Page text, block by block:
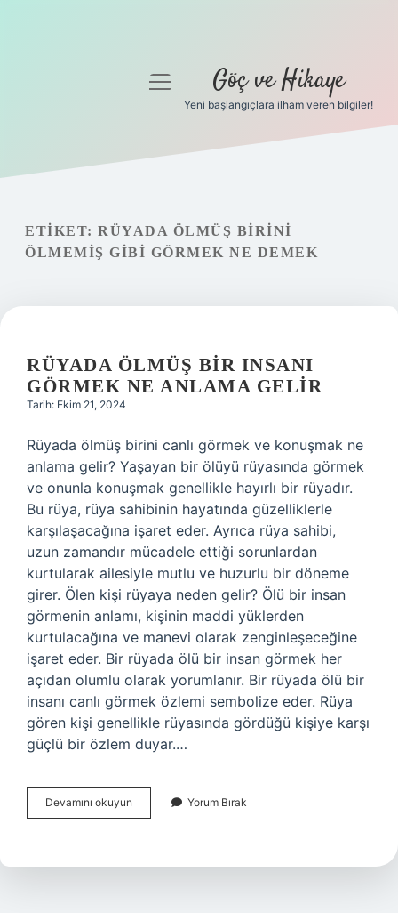
Gizlilik Politikası
Hakkımızda
menüyü
Göç ve Hikaye
Yeni başlangıçlara ilham veren bilgiler!
ETIKET: RÜYADA ÖLMÜŞ BIRINI
ÖLMEMIŞ GIBI GÖRMEK NE DEMEK
RÜYADA ÖLMÜŞ BIR INSANI
GÖRMEK NE ANLAMA GELIR
Tarih: Ekim 21, 2024
Rüyada ölmüş birini canlı görmek ve konuşmak ne
anlama gelir? Yaşayan bir ölüyü rüyasında görmek
ve onunla konuşmak genellikle hayırlı bir rüyadır.
Bu rüya, rüya sahibinin hayatında güzelliklerle
karşılaşacağına işaret eder. Ayrıca rüya sahibi,
uzun zamandır mücadele ettiği sorunlardan
kurtularak ailesiyle mutlu ve huzurlu bir döneme
girer. Ölen kişi rüyaya neden gelir? Ölü bir insan
görmenin anlamı, kişinin maddi yüklerden
kurtulacağına ve manevi olarak zenginleşeceğine
işaret eder. Bir rüyada ölü bir insan görmek her
açıdan olumlu olarak yorumlanır. Bir rüyada ölü bir
insanı canlı görmek özlemi sembolize eder. Rüya
gören kişi genellikle rüyasında gördüğü kişiye karşı
güçlü bir özlem duyar.…
Devamını okuyun
Ölmüş
Görmek
Yorum Bırak